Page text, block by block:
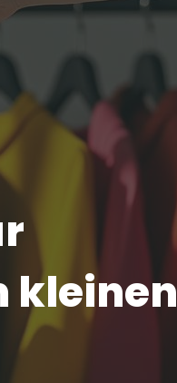
kleinen